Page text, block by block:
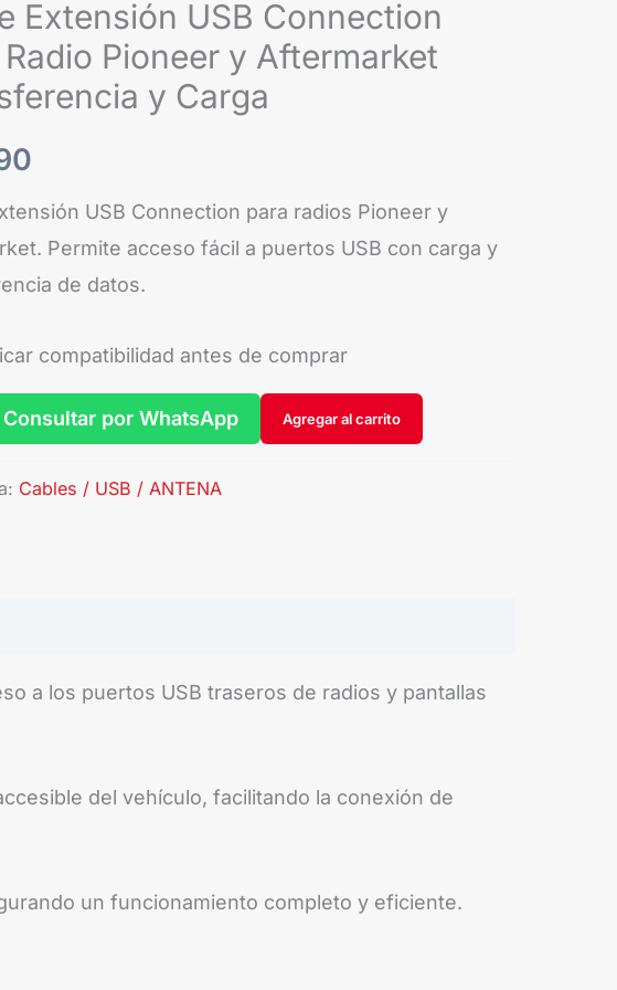
Extensión USB Connection
Radio Pioneer y Aftermarket
y Carga
USB Connection para radios Pioneer y
Permite acceso fácil a puertos USB con carga y
de datos.
compatibilidad antes de comprar
Agregar al carrito
Consultar por WhatsApp
Cables / USB / ANTENA
a los puertos USB traseros de radios y pantallas
del vehículo, facilitando la conexión de
un funcionamiento completo y eficiente.